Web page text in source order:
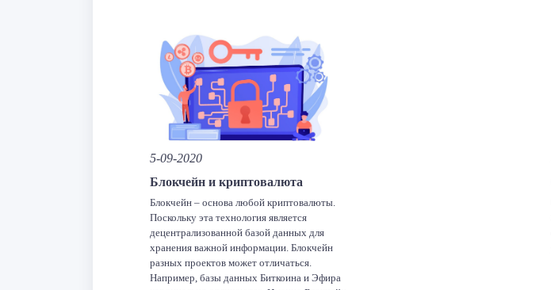
внимание, однако […]
Facebook
Twitter
LinkedIn
VKTelegram
Отправить
5-09-2020
Блокчейн и криптовалюта
Блокчейн – основа любой криптовалюты.
Поскольку эта технология является
децентрализованной базой данных для
хранения важной информации. Блокчейн
разных проектов может отличаться.
Например, базы данных Биткоина и Эфира